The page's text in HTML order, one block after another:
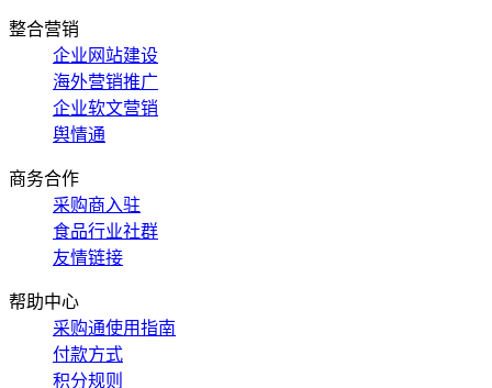
整合营销
企业网站建设
海外营销推广
企业软文营销
舆情通
商务合作
采购商入驻
食品行业社群
友情链接
帮助中心
采购通使用指南
付款方式
积分规则